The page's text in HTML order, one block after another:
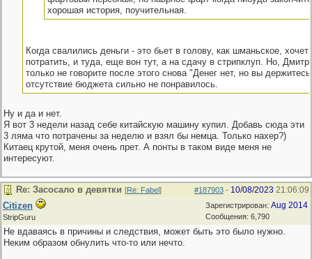
хорошая история, поучительная.
Когда свалились деньги - это бьет в голову, как шманьское, хочет
потратить, и туда, еще вон тут, а на сдачу в стрипклуп. Но,
только не говорите после этого снова "Денег нет, но вы
отсутствие бюджета сильно не понравилось.
Ну и да и нет.
Я вот 3 недели назад себе китайскую машину купил. Добавь сюда эти
3 ляма что потрачены за неделю и взял бы немца. Только нахер?)
Китаец крутой, меня очень прет. А понты в таком виде меня не
интересуют.
#187903 - 10/08/2023 21:06:09
Re: Засосало в девятки [Re: Fabel]
Зарегистрирован: Aug 2014
Сообщения: 6,790
Citizen
StripGuru
Не вдаваясь в причины и следствия, может быть это было нужно.
Неким образом обнулить что-то или нечто.